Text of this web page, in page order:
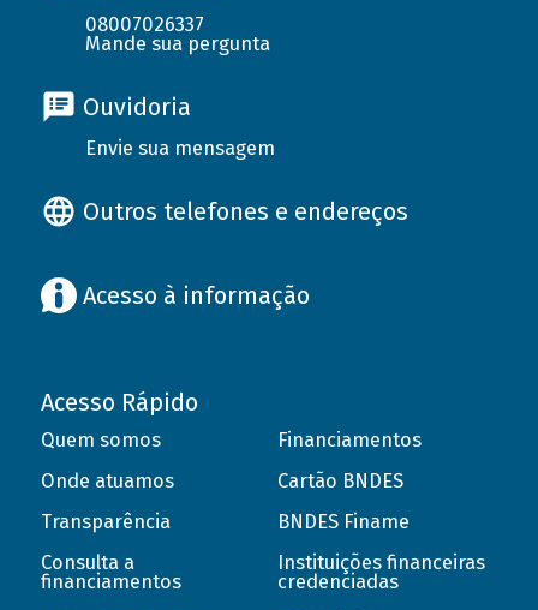
08007026337
Mande sua pergunta
Ouvidoria
Envie sua mensagem
Outros telefones e endereços
Acesso à informação
Acesso Rápido
Quem somos
Onde atuamos
Transparência
Consulta a
financiamentos
Financiamentos
Cartão BNDES
BNDES Finame
Instituições financeiras
credenciadas